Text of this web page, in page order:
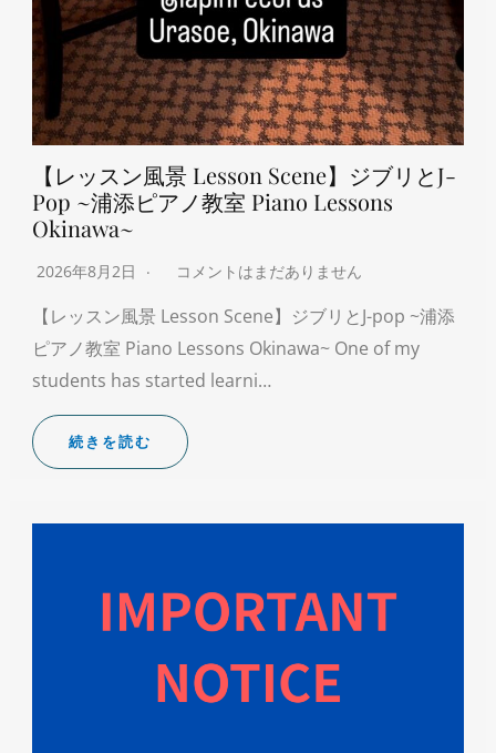
【レッスン風景 Lesson Scene】ジブリとJ-
Pop ~浦添ピアノ教室 Piano Lessons
Okinawa~
2026年8月2日 コメントはまだありません
【レッスン風景 Lesson Scene】ジブリとJ-pop ~浦添
ピアノ教室 Piano Lessons Okinawa~ One of my
students has started learni…
続きを読む